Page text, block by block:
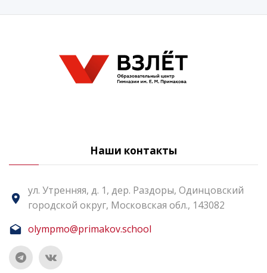
Наши контакты
ул. Утренняя, д. 1, дер. Раздоры, Одинцовский
городской округ, Московская обл., 143082
olympmo@primakov.school